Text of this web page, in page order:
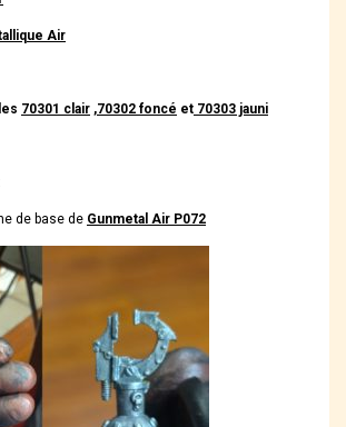
Air
70301 clair ,70302 foncé et 70303 jauni
de base de Gunmetal Air P072